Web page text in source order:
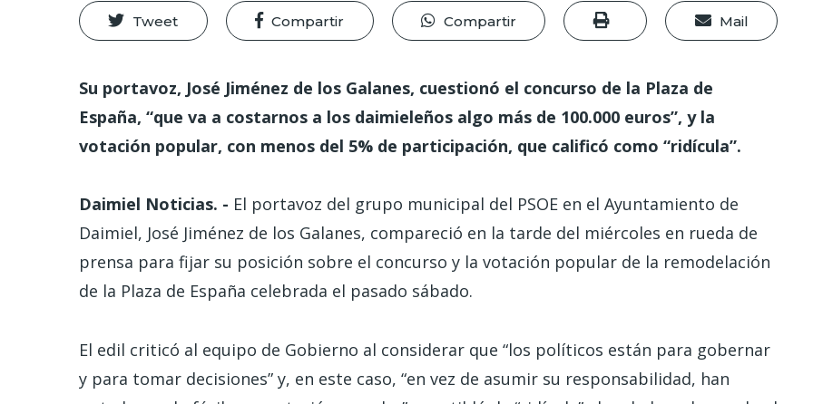
Tweet Compartir Compartir Mail
Su portavoz, José Jiménez de los Galanes, cuestionó el concurso de la Plaza de
España, “que va a costarnos a los daimieleños algo más de 100.000 euros”, y la
votación popular, con menos del 5% de participación, que calificó como “ridícula”.
Daimiel Noticias. - El portavoz del grupo municipal del PSOE en el Ayuntamiento de
Daimiel, José Jiménez de los Galanes, compareció en la tarde del miércoles en rueda de
prensa para fijar su posición sobre el concurso y la votación popular de la remodelación
de la Plaza de España celebrada el pasado sábado.
El edil criticó al equipo de Gobierno al considerar que “los políticos están para gobernar
y para tomar decisiones” y, en este caso, “en vez de asumir su responsabilidad, han